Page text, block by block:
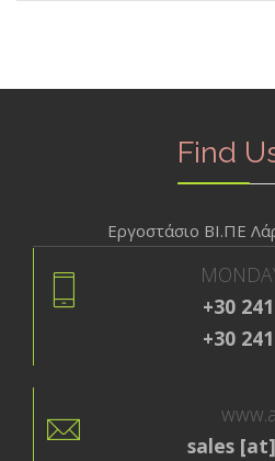
Find
Εργοστάσιο ΒΙ.ΠΕ
+30
+30
sales